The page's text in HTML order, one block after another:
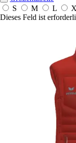
S
M L
Dieses Feld ist